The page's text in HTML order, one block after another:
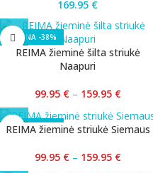
169.95 €
-38%
REIMA žieminė šilta striukė
Naapuri
99.95 € – 159.95 €
-38%
REIMA žieminė striukė Siemaus
99.95 € – 159.95 €